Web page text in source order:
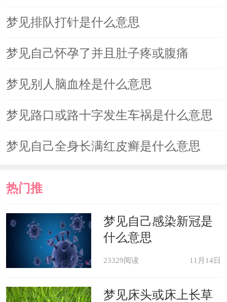
梦见排队打针是什么意思
梦见自己怀孕了并且肚子疼或腹痛
梦见别人脑血栓是什么意思
梦见路口或路十字发生车祸是什么意思
梦见自己全身长满红皮癣是什么意思
热门推
荐
梦见自己感染新冠是
什么意思
23329阅读 11月14日
梦见床头或床上长草